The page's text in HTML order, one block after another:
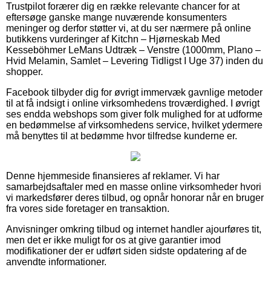
Trustpilot forærer dig en række relevante chancer for at
eftersøge ganske mange nuværende konsumenters
meninger og derfor støtter vi, at du ser nærmere på online
butikkens vurderinger af Kitchn – Hjørneskab Med
Kesseböhmer LeMans Udtræk – Venstre (1000mm, Plano –
Hvid Melamin, Samlet – Levering Tidligst I Uge 37) inden du
shopper.
Facebook tilbyder dig for øvrigt immervæk gavnlige metoder
til at få indsigt i online virksomhedens troværdighed. I øvrigt
ses endda webshops som giver folk mulighed for at udforme
en bedømmelse af virksomhedens service, hvilket ydermere
må benyttes til at bedømme hvor tilfredse kunderne er.
Denne hjemmeside finansieres af reklamer. Vi har
samarbejdsaftaler med en masse online virksomheder hvori
vi markedsfører deres tilbud, og opnår honorar når en bruger
fra vores side foretager en transaktion.
Anvisninger omkring tilbud og internet handler ajourføres tit,
men det er ikke muligt for os at give garantier imod
modifikationer der er udført siden sidste opdatering af de
anvendte informationer.